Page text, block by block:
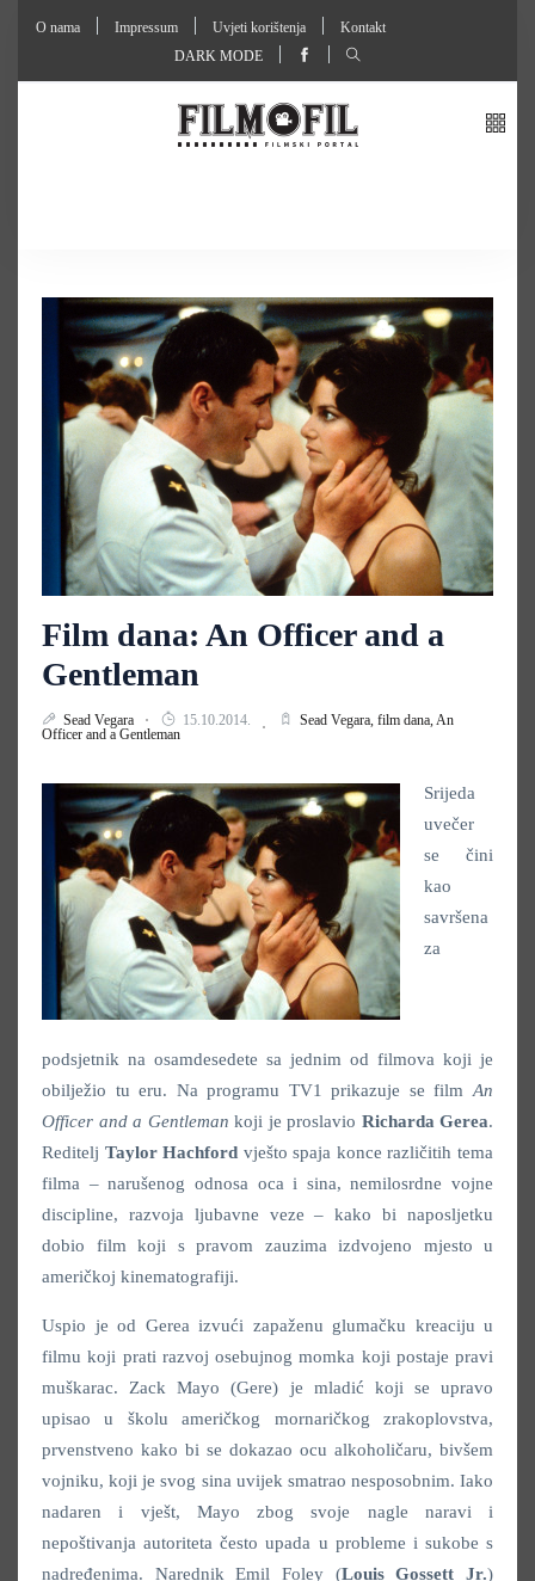
O nama Impressum Uvjeti korištenja
Kontakt
DARK MODE
Film dana: An Officer and a
Gentleman
Sead Vegara 15.10.2014. Sead Vegara, film dana,An
Officer and a Gentleman
Srijeda
uvečer
se čini
kao
savršena
za
podsjetnik na osamdesedete sa jednim od filmova koji je
obilježio tu eru. Na programu TV1 prikazuje se film An
Officer and a Gentleman koji je proslavio Richarda Gerea.
Reditelj Taylor Hachford vješto spaja konce različitih tema
filma – narušenog odnosa oca i sina, nemilosrdne vojne
discipline, razvoja ljubavne veze – kako bi naposljetku
dobio film koji s pravom zauzima izdvojeno mjesto u
američkoj kinematografiji.
Uspio je od Gerea izvući zapaženu glumačku kreaciju u
filmu koji prati razvoj osebujnog momka koji postaje pravi
muškarac. Zack Mayo (Gere) je mladić koji se upravo
upisao u školu američkog mornaričkog zrakoplovstva,
prvenstveno kako bi se dokazao ocu alkoholičaru, bivšem
vojniku, koji je svog sina uvijek smatrao nesposobnim. Iako
nadaren i vješt, Mayo zbog svoje nagle naravi i
nepoštivanja autoriteta često upada u probleme i sukobe s
nadređenima. Narednik Emil Foley (Louis Gossett Jr.)